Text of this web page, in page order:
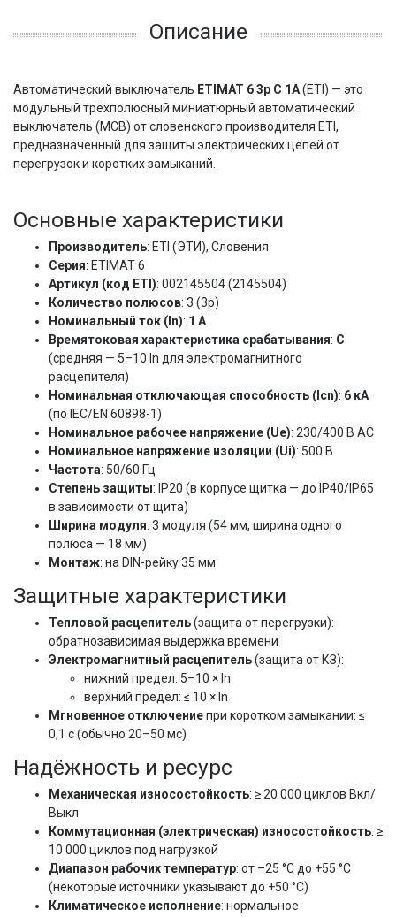
Описание
Автоматический выключатель ETIMAT 6 3p C 1A (ETI) — это
модульный трёхполюсный миниатюрный автоматический
выключатель (MCB) от словенского производителя ETI,
предназначенный для защиты электрических цепей от
перегрузок и коротких замыканий.
Основные характеристики
Производитель: ETI (ЭТИ), Словения
Серия: ETIMAT 6
Артикул (код ETI): 002145504 (2145504)
Количество полюсов: 3 (3p)
Номинальный ток (In): 1 А
Времятоковая характеристика срабатывания: C
(средняя — 5–10 In для электромагнитного
расцепителя)
Номинальная отключающая способность (Icn): 6 кА
(по IEC/EN 60898-1)
Номинальное рабочее напряжение (Ue): 230/400 В AC
Номинальное напряжение изоляции (Ui): 500 В
Частота: 50/60 Гц
Степень защиты: IP20 (в корпусе щитка — до IP40/IP65
в зависимости от щита)
Ширина модуля: 3 модуля (54 мм, ширина одного
полюса — 18 мм)
Монтаж: на DIN-рейку 35 мм
Защитные характеристики
Тепловой расцепитель(защита от перегрузки):
обратнозависимая выдержка времени
Электромагнитный расцепитель(защита от КЗ):
нижний предел: 5–10 × In
верхний предел: ≤ 10 × In
Мгновенное отключениепри коротком замыкании: ≤
0,1 с (обычно 20–50 мс)
Надёжность и ресурс
Механическая износостойкость: ≥ 20 000 циклов Вкл/
Выкл
Коммутационная (электрическая) износостойкость: ≥
10 000 циклов под нагрузкой
Диапазон рабочих температур: от –25 °C до +55 °C
(некоторые источники указывают до +50 °C)
Климатическое исполнение: нормальное